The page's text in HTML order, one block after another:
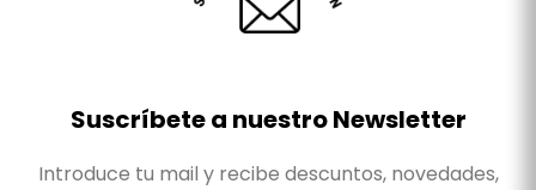
Suscríbete a nuestro Newsletter
Introduce tu mail y recibe descuntos, novedades,